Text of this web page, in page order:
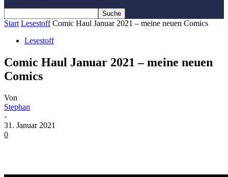
Start Lesestoff Comic Haul Januar 2021 – meine neuen Comics
Lesestoff
Comic Haul Januar 2021 – meine neuen
Comics
Von
Stephan
-
31. Januar 2021
0